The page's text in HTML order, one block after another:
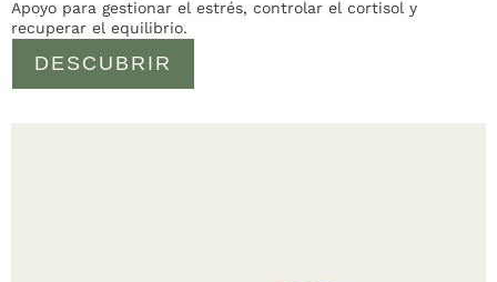
DESCUBRIR
Apoyo para gestionar el estrés, controlar el cortisol y
recuperar el equilibrio.